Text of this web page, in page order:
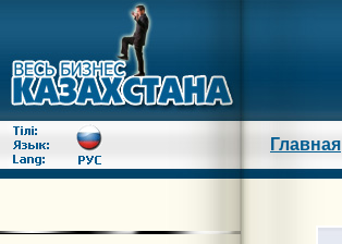
Главная